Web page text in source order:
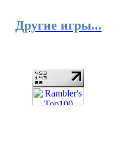
Другие игры...